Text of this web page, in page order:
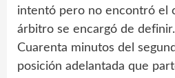
intentó pero no encontró el
árbitro se encargó de definir.
Cuarenta minutos del
posición adelantada que